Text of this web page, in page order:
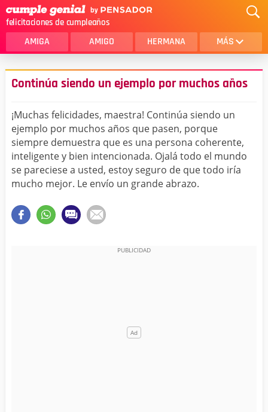
felicitaciones de cumpleaños
AMIGA AMIGO HERMANA MÁS
MAMA
AMOR
SOBRINA
HIJA
HERMANO
HIJO
NOVIA
ESPOSO
PAPA
HOMBRE
TIA
Continúa siendo un ejemplo por muchos años
¡Muchas felicidades, maestra! Continúa siendo un
ejemplo por muchos años que pasen, porque
siempre demuestra que es una persona coherente,
inteligente y bien intencionada. Ojalá todo el mundo
se pareciese a usted, estoy seguro de que todo iría
mucho mejor. Le envío un grande abrazo.